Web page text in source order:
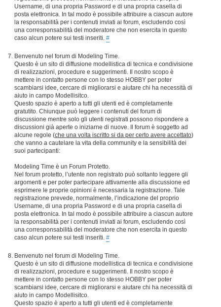
Username, di una propria Password e di una propria casella di
posta elettronica. In tal modo è possibile attribuire a ciascun autore
la responsabilità per i contenuti inviati ai forum, escludendo così
una corresponsabilità del moderatore che non esercita in questo
caso alcun potere sui testi inseriti. #
Benvenuto nel forum di Modeling Time.
Questo è un sito di diffusione modellistica di tecnica e condivisione
di realizzazioni, procedure e suggerimenti. Il nostro scopo è
mettere in contatto persone con lo stesso HOBBY per poter
scambiarsi idee, cercare di migliorarsi e aiutare chi ha necessità di
aiuto in campo Modellisitco.
Questo spazio è aperto a tutti gli utenti ed è completamente
gratutito. Chiunque può leggere i contenuti del forum di
discussione mentre solo gli utenti registrati possono rispondere a
discussioni già aperte o iniziarne di nuove. Il forum è soggetto ad
alcune regole (che una volta iscritto si da per certo avere accettato)
che vanno a cautelare la vita della community e la sensibilità dei
suoi partecipanti:
Modeling Time è un Forum Protetto.
Nel forum protetto, l’utente non registrato può soltanto leggere gli
argomenti e per poter partecipare attivamente alla discussione ed
esprimere le proprie opinioni è necessaria la registrazione. Tale
registrazione prevede, normalmente, l’indicazione del proprio
Username, di una propria Password e di una propria casella di
posta elettronica. In tal modo è possibile attribuire a ciascun autore
la responsabilità per i contenuti inviati ai forum, escludendo così
una corresponsabilità del moderatore che non esercita in questo
caso alcun potere sui testi inseriti. #
Benvenuto nel forum di Modeling Time.
Questo è un sito di diffusione modellistica di tecnica e condivisione
di realizzazioni, procedure e suggerimenti. Il nostro scopo è
mettere in contatto persone con lo stesso HOBBY per poter
scambiarsi idee, cercare di migliorarsi e aiutare chi ha necessità di
aiuto in campo Modellisitco.
Questo spazio è aperto a tutti gli utenti ed è completamente